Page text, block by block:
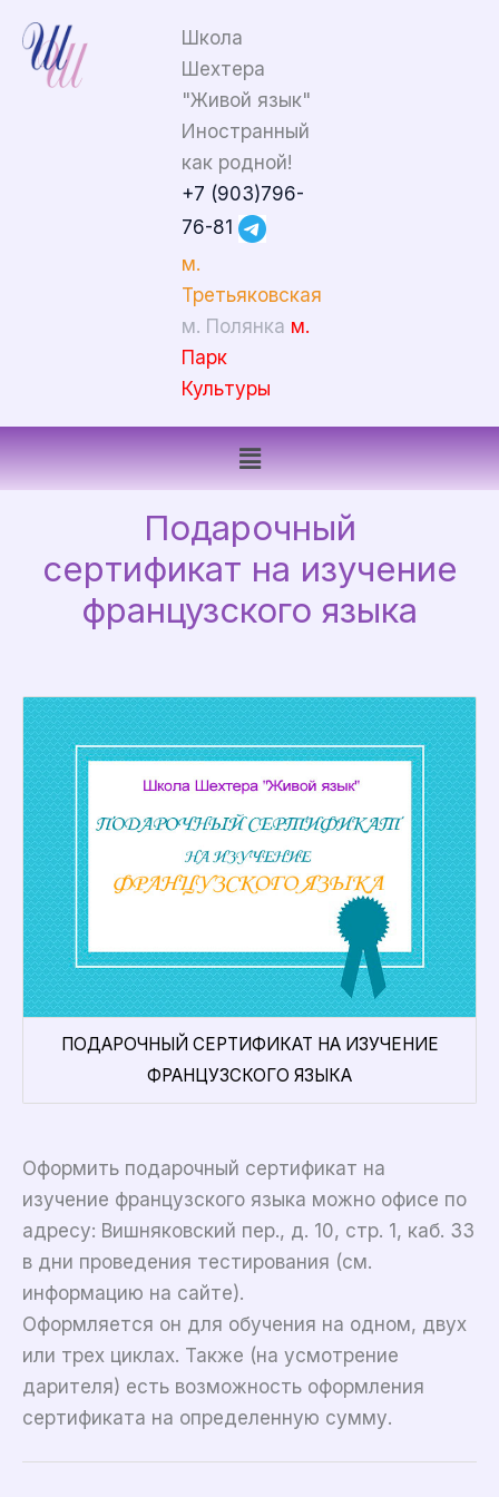
содержимому
Школа
Шехтера
"Живой язык"
Иностранный
как родной!
+7 (903)796-
76-81
м.
Третьяковская
м. Полянка м.
Парк
Культуры
Меню
Подарочный
сертификат на изучение
французского языка
ПОДАРОЧНЫЙ СЕРТИФИКАТ НА ИЗУЧЕНИЕ
ФРАНЦУЗСКОГО ЯЗЫКА
Оформить подарочный сертификат на
изучение французского языка можно офисе по
адресу: Вишняковский пер., д. 10, стр. 1, каб. 33
в дни проведения тестирования (см.
информацию на сайте).
Оформляется он для обучения на одном, двух
или трех циклах. Также (на усмотрение
дарителя) есть возможность оформления
сертификата на определенную сумму.